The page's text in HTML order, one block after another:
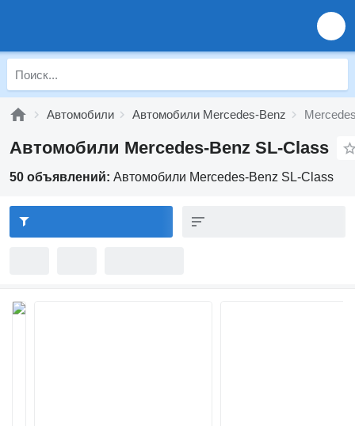
Автомобили Автомобили Mercedes-Benz
Автомобили Mercedes-Benz SL-Class
50 объявлений: Автомобили Mercedes-Benz SL-Class